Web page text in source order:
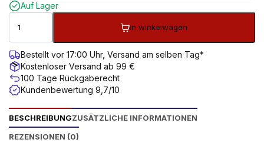
Auf Lager
In winkelwagen
Bestellt vor 17:00 Uhr, Versand am selben Tag*
Kostenloser Versand ab 99 €
100 Tage Rückgaberecht
Kundenbewertung 9,7/10
BESCHREIBUNGZUSÄTZLICHE INFORMATIONEN
REZENSIONEN (0)